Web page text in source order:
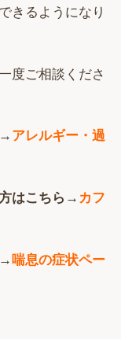
きるようになり
度ご相談くださ
アレルギー・過
はこちら→ カフ
喘息の症状ペー